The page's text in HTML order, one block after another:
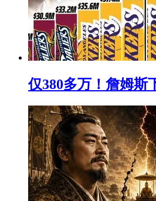
仅380多万！詹姆斯